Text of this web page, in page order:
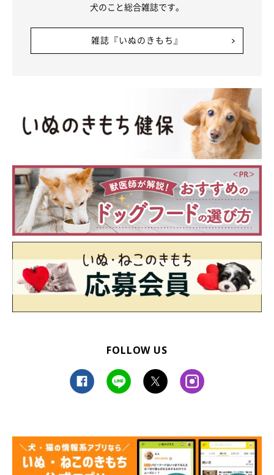
犬のこと総合雑誌です。
雑誌『いぬのきもち』
FOLLOW US